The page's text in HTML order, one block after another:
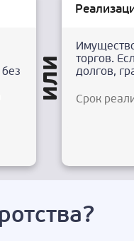
торгов.
долгов,
Срок